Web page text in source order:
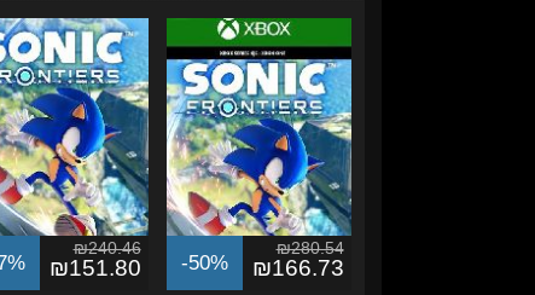
₪240.46
₪151.80 -50%
₪280.54
₪166.73